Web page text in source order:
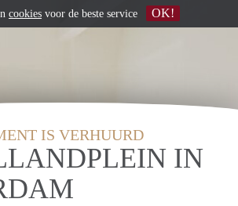
IS VERHUURD
IN
cookies voor de beste service OK!